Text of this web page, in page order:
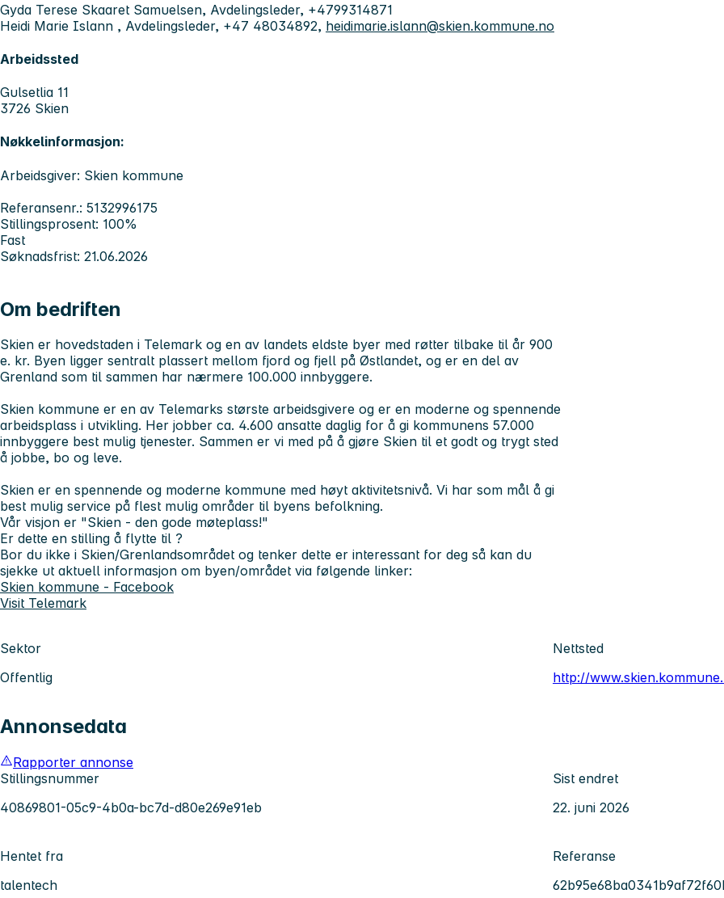
Gyda Terese Skaaret Samuelsen, Avdelingsleder, +4799314871
Heidi Marie Islann , Avdelingsleder, +47 48034892, heidimarie.islann@skien.kommune.no
Arbeidssted
Gulsetlia 11
3726 Skien
Nøkkelinformasjon:
Arbeidsgiver: Skien kommune
Referansenr.: 5132996175
Stillingsprosent: 100%
Fast
Søknadsfrist: 21.06.2026
Om bedriften
Skien er hovedstaden i Telemark og en av landets eldste byer med røtter tilbake til år 900
e. kr. Byen ligger sentralt plassert mellom fjord og fjell på Østlandet, og er en del av
Grenland som til sammen har nærmere 100.000 innbyggere.
Skien kommune er en av Telemarks største arbeidsgivere og er en moderne og spennende
arbeidsplass i utvikling. Her jobber ca. 4.600 ansatte daglig for å gi kommunens 57.000
innbyggere best mulig tjenester. Sammen er vi med på å gjøre Skien til et godt og trygt sted
å jobbe, bo og leve.
Skien er en spennende og moderne kommune med høyt aktivitetsnivå. Vi har som mål å gi
best mulig service på flest mulig områder til byens befolkning.
Vår visjon er "Skien - den gode møteplass!"
Er dette en stilling å flytte til ?
Bor du ikke i Skien/Grenlandsområdet og tenker dette er interessant for deg så kan du
sjekke ut aktuell informasjon om byen/området via følgende linker:
Skien kommune - Facebook
Visit Telemark
Sektor
Offentlig
Nettsted
http://
Annonsedata
Rapporter annonse
Stillingsnummer
40869801-05c9-4b0a-bc7d-d80e269e91eb
Sist endret
22. juni 2026
Hentet fra
talentech
Referanse